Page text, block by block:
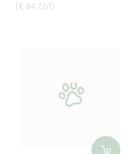
(€ 84,72/l)